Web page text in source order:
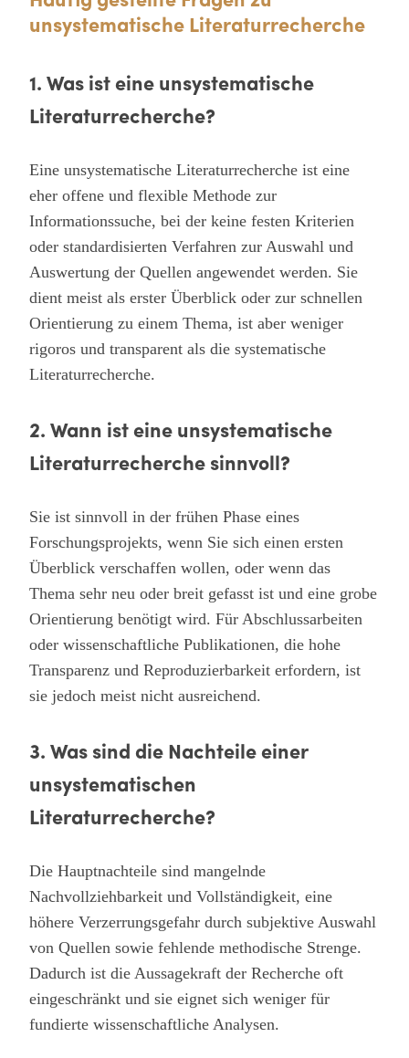
unsystematische Literaturrecherche
1. Was ist eine unsystematische
Literaturrecherche?
Eine unsystematische Literaturrecherche ist eine
eher offene und flexible Methode zur
Informationssuche, bei der keine festen Kriterien
oder standardisierten Verfahren zur Auswahl und
Auswertung der Quellen angewendet werden. Sie
dient meist als erster Überblick oder zur schnellen
Orientierung zu einem Thema, ist aber weniger
rigoros und transparent als die systematische
Literaturrecherche.
2. Wann ist eine unsystematische
Literaturrecherche sinnvoll?
Sie ist sinnvoll in der frühen Phase eines
Forschungsprojekts, wenn Sie sich einen ersten
Überblick verschaffen wollen, oder wenn das
Thema sehr neu oder breit gefasst ist und eine grobe
Orientierung benötigt wird. Für Abschlussarbeiten
oder wissenschaftliche Publikationen, die hohe
Transparenz und Reproduzierbarkeit erfordern, ist
sie jedoch meist nicht ausreichend.
3. Was sind die Nachteile einer
unsystematischen
Literaturrecherche?
Die Hauptnachteile sind mangelnde
Nachvollziehbarkeit und Vollständigkeit, eine
höhere Verzerrungsgefahr durch subjektive Auswahl
von Quellen sowie fehlende methodische Strenge.
Dadurch ist die Aussagekraft der Recherche oft
eingeschränkt und sie eignet sich weniger für
fundierte wissenschaftliche Analysen.